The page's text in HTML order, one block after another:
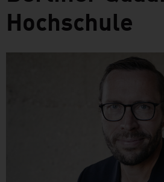
Hochschule